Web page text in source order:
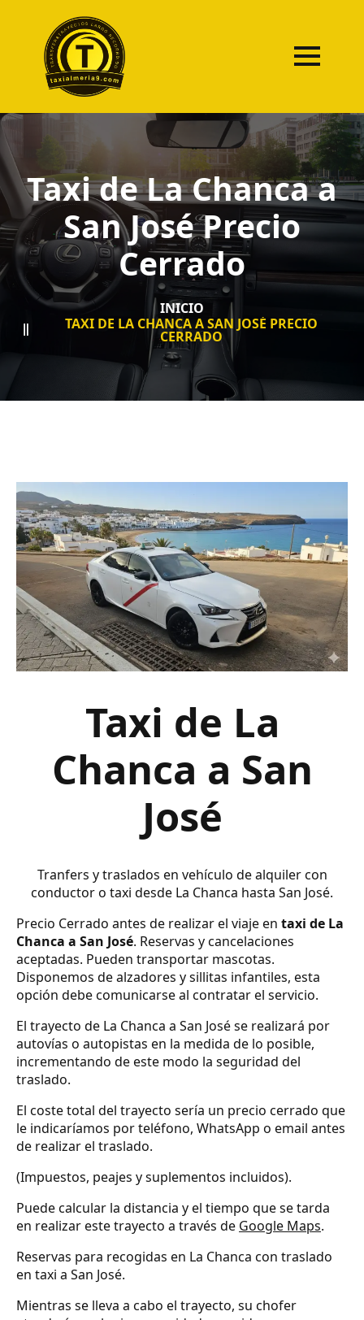
Taxi de La Chanca a
San José Precio
Cerrado
INICIO
TAXI DE LA CHANCA A SAN JOSÉ PRECIO
CERRADO
Taxi de La
Chanca a San
José
Tranfers y traslados en vehículo de alquiler con
conductor o taxi desde La Chanca hasta San José.
Precio Cerrado antes de realizar el viaje en taxi de La
Chanca a San José. Reservas y cancelaciones
aceptadas. Pueden transportar mascotas.
Disponemos de alzadores y sillitas infantiles, esta
opción debe comunicarse al contratar el servicio.
El trayecto de La Chanca a San José se realizará por
autovías o autopistas en la medida de lo posible,
incrementando de este modo la seguridad del
traslado.
El coste total del trayecto sería un precio cerrado que
le indicaríamos por teléfono, WhatsApp o email antes
de realizar el traslado.
(Impuestos, peajes y suplementos incluidos).
Puede calcular la distancia y el tiempo que se tarda
en realizar este trayecto a través de Google Maps.
Reservas para recogidas en La Chanca con traslado
en taxi a San José.
Mientras se lleva a cabo el trayecto, su chofer